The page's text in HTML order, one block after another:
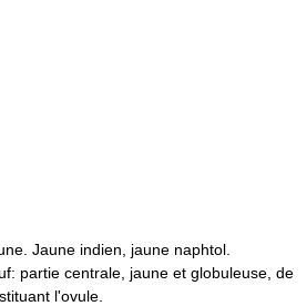
Jaune indien, jaune naphtol.
partie centrale, jaune et globuleuse, de
l'ovule.